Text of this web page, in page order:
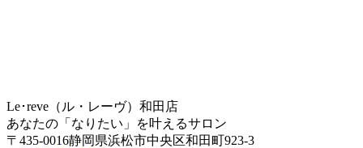
Le･reve（ル・レーヴ）和田店
あなたの「なりたい」を叶えるサロン
〒435-0016静岡県浜松市中央区和田町923-3